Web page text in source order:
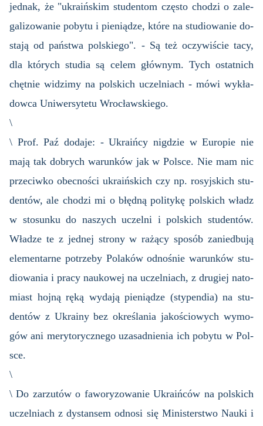
jed­nak, że "ukra­iń­skim stu­den­tom czę­sto cho­dzi o za­le­
ga­li­zo­wa­nie po­by­tu i pie­nią­dze, które na stu­dio­wa­nie do­
sta­ją od pań­stwa pol­skie­go". - Są też oczy­wi­ście tacy,
dla któ­rych stu­dia są celem głów­nym. Tych ostat­nich
chęt­nie wi­dzi­my na pol­skich uczel­niach - mówi wy­kła­
dow­ca Uni­wer­sy­te­tu Wro­cław­skie­go.
\
\ Prof. Paź do­da­je: - Ukra­iń­cy ni­g­dzie w Eu­ro­pie nie
mają tak do­brych wa­run­ków jak w Pol­sce. Nie mam nic
prze­ciw­ko obec­no­ści ukra­iń­skich czy np. ro­syj­skich stu­
den­tów, ale cho­dzi mi o błęd­ną po­li­ty­kę pol­skich władz
w sto­sun­ku do na­szych uczel­ni i pol­skich stu­den­tów.
Wła­dze te z jed­nej stro­ny w ra­żą­cy spo­sób za­nie­dbu­ją
ele­men­tar­ne po­trze­by Po­la­ków od­no­śnie wa­run­ków stu­
dio­wa­nia i pracy na­uko­wej na uczel­niach, z dru­giej na­to­
miast hojną ręką wy­da­ją pie­nią­dze (sty­pen­dia) na stu­
den­tów z Ukra­iny bez okre­śla­nia ja­ko­ścio­wych wy­mo­
gów ani me­ry­to­rycz­ne­go uza­sad­nie­nia ich po­by­tu w Pol­
sce.
\
\ Do za­rzu­tów o fa­wo­ry­zo­wa­nie Ukra­iń­ców na pol­skich
uczel­niach z dy­stan­sem od­no­si się Mi­ni­ster­stwo Nauki i